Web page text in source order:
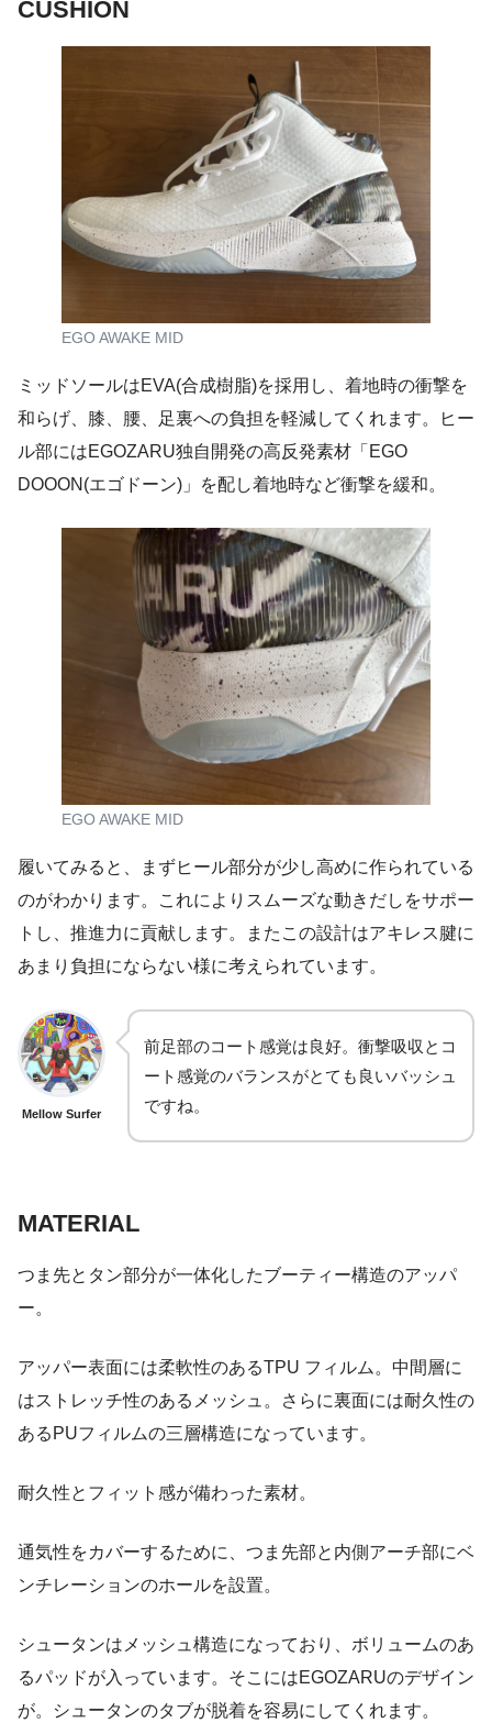
CUSHION
EGO AWAKE MID
ミッドソールはEVA(合成樹脂)を採⽤し、着地時の衝撃を
和らげ、膝、腰、⾜裏への負担を軽減してくれます。ヒー
ル部にはEGOZARU独⾃開発の⾼反発素材「EGO
DOOON(エゴドーン)」を配し着地時など衝撃を緩和。
EGO AWAKE MID
履いてみると、まずヒール部分が少し高めに作られている
のがわかります。これによりスムーズな動きだしをサポー
トし、推進力に貢献します。またこの設計はアキレス腱に
あまり負担にならない様に考えられています。
Mellow Surfer
前足部のコート感覚は良好。衝撃吸収とコ
ート感覚のバランスがとても良いバッシュ
ですね。
MATERIAL
つま先とタン部分が⼀体化したブーティー構造のアッパ
ー。
アッパー表⾯には柔軟性のあるTPU フィルム。中間層に
はストレッチ性のあるメッシュ。さらに裏⾯には耐久性の
あるPUフィルムの三層構造になっています。
耐久性とフィット感が備わった素材。
通気性をカバーするために、つま先部と内側アーチ部にベ
ンチレーションのホールを設置。
シュータンはメッシュ構造になっており、ボリュームのあ
るパッドが入っています。そこにはEGOZARUのデザイン
が。シュータンのタブが脱着を容易にしてくれます。